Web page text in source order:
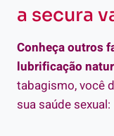
a secura
Conheça outros
lubrificação
tabagismo, você
sua saúde sexual: